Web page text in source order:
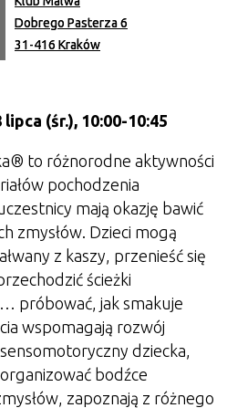
Dobrego Pasterza 6
31-416 Kraków
lipca (śr.), 10:00-10:45
to różnorodne aktywności
pochodzenia
mają okazję bawić
zmysłów. Dzieci mogą
z kaszy, przenieść się
ścieżki
próbować, jak smakuje
wspomagają rozwój
dziecka,
bodźce
zapoznają z różnego